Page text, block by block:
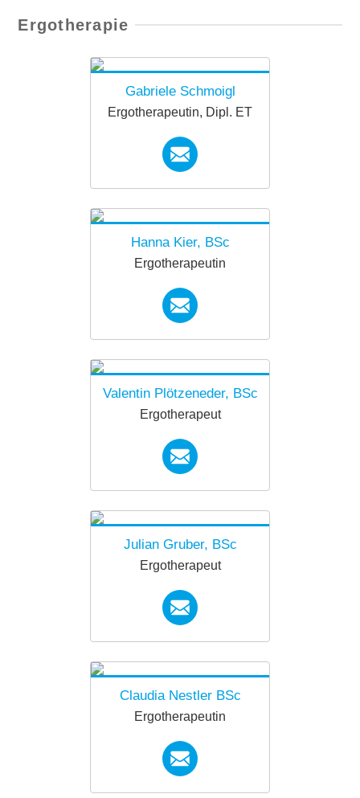
Ergotherapie
Gabriele Schmoigl
Ergotherapeutin, Dipl. ET
forkids.innsbruck@diakoni
Hanna Kier, BSc
Ergotherapeutin
forkids.innsbruck@diakoni
Valentin Plötzeneder, BSc
Ergotherapeut
forkids.innsbruck@diakoni
Julian Gruber, BSc
Ergotherapeut
forkids.innsbruck@diakoni
Claudia Nestler BSc
Ergotherapeutin